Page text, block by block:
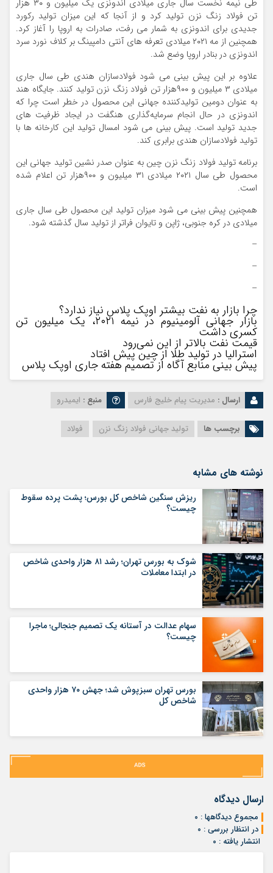
طی نیمه نخست سال جاری میلادی اندونزی یک میلیون و ۳۰ هزار
تن فولاد زنگ نزن تولید کرد و از آنجا که این میزان تولید رکورد
جدیدی برای اندونزی به شمار می رفت، صادرات به اروپا را آغاز کرد.
همچنین از مه ۲۰۲۱ میلادی تعرفه های آنتی دامپینگ بر کلاف نورد سرد
اندونزی در بنادر اروپا وضع شد.
علاوه بر این پیش بینی می شود فولادسازان هندی طی سال جاری
میلادی ۳ میلیون و ۹۰۰هزار تن فولاد زنگ نزن تولید کنند. جایگاه هند
به عنوان دومین تولیدکننده جهانی این محصول در خطر است چرا که
اندونزی در حال انجام سرمایه‌گذاری هنگفت در ایجاد ظرفیت های
جدید تولید است. پیش بینی می شود امسال تولید این کارخانه ها با
تولید فولادسازان هندی برابری کند.
برنامه تولید فولاد زنگ نزن چین به عنوان صدر نشین تولید جهانی این
محصول طی سال ۲۰۲۱ میلادی ۳۱ میلیون و ۹۰۰هزار تن اعلام شده
است.
همچنین پیش بینی می شود میزان تولید این محصول طی سال جاری
میلادی در کره جنوبی، ژاپن و تایوان فراتر از تولید سال گذشته شود.
–
–
–
چرا بازار به نفت بیشتر اوپک پلاس نیاز ندارد؟
بازار جهانی آلومینیوم در نیمه ۲۰۲۱، یک میلیون تن
کسری داشت
قیمت نفت بالاتر از این نمی‌رود
استرالیا در تولید طلا از چین پیش افتاد
پیش بینی منابع آگاه از تصمیم هفته جاری اوپک پلاس
ارسال : مدیریت پیام خلیج فارس منبع : ایمیدرو
برچسب ها تولید جهانی فولاد زنگ نزن فولاد
نوشته های مشابه
ریزش سنگین شاخص کل بورس؛ پشت پرده سقوط
چیست؟
شوک به بورس تهران؛ رشد ۸۱ هزار واحدی شاخص
در ابتدا معاملات
سهام عدالت در آستانه یک تصمیم جنجالی؛ ماجرا
چیست؟
بورس تهران سبزپوش شد؛ جهش ۷۰ هزار واحدی
شاخص کل
ارسال دیدگاه
مجموع دیدگاهها : ۰
در انتظار بررسی : ۰
انتشار یافته : ۰